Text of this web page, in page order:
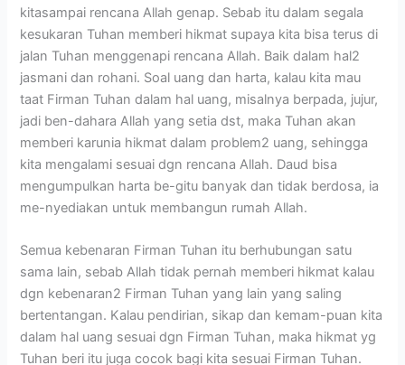
kitasampai rencana Allah genap. Sebab itu dalam segala
kesukaran Tuhan memberi hikmat supaya kita bisa terus di
jalan Tuhan menggenapi rencana Allah. Baik dalam hal2
jasmani dan rohani. Soal uang dan harta, kalau kita mau
taat Firman Tuhan dalam hal uang, misalnya berpada, jujur,
jadi ben-dahara Allah yang setia dst, maka Tuhan akan
memberi karunia hikmat dalam problem2 uang, sehingga
kita mengalami sesuai dgn rencana Allah. Daud bisa
mengumpulkan harta be-gitu banyak dan tidak berdosa, ia
me-nyediakan untuk membangun rumah Allah.
Semua kebenaran Firman Tuhan itu berhubungan satu
sama lain, sebab Allah tidak pernah memberi hikmat kalau
dgn kebenaran2 Firman Tuhan yang lain yang saling
bertentangan. Kalau pendirian, sikap dan kemam-puan kita
dalam hal uang sesuai dgn Firman Tuhan, maka hikmat yg
Tuhan beri itu juga cocok bagi kita sesuai Firman Tuhan.